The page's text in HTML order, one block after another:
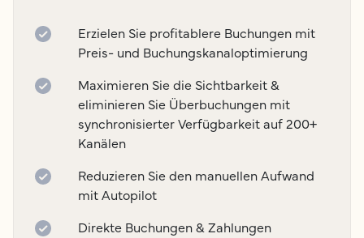
Erzielen Sie profitablere Buchungen mit
Preis- und Buchungskanaloptimierung
Maximieren Sie die Sichtbarkeit &
eliminieren Sie Überbuchungen mit
synchronisierter Verfügbarkeit auf 200+
Kanälen
Reduzieren Sie den manuellen Aufwand
mit Autopilot
Direkte Buchungen & Zahlungen